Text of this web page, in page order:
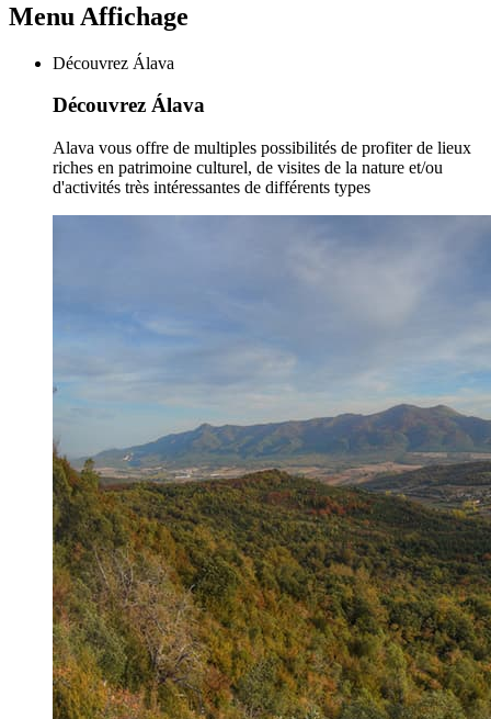
Menu Affichage
Découvrez Álava
Découvrez Álava
Alava vous offre de multiples possibilités de profiter de lieux
riches en patrimoine culturel, de visites de la nature et/ou
d'activités très intéressantes de différents types